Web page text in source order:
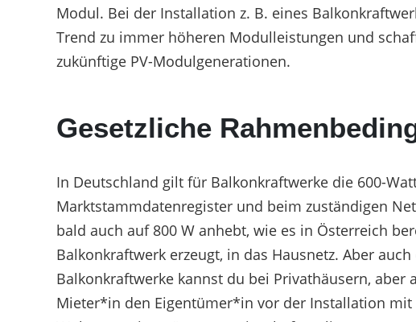
Gewerbespeicher
Großprojekte
Unterkonstruktionen
Ratgeber
Alle
Infrarotheizsysteme
Alle
Wallbox- / Ladesäulen-Leitfaden
PV-Auslegungstools
Modul. Bei der Installation z. B. eines
Trend zu immer höheren Modulleistungen und
zukünftige PV-Modulgenerationen.
Gesetzliche
In Deutschland gilt für Balkonkraftwerke die 600-
Marktstammdatenregister und beim zuständigen
bald auch auf 800 W anhebt, wie es in Österreich
Balkonkraftwerk erzeugt, in das Hausnetz. Aber
Balkonkraftwerke kannst du bei Privathäusern,
Mieter*in den Eigentümer*in vor der Installation